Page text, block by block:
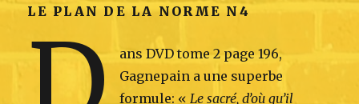
LE PLAN DE LA NORME N4
ans DVD tome 2 page 196,
Gagnepain a une superbe
formule: « Le sacré, d’où qu’il